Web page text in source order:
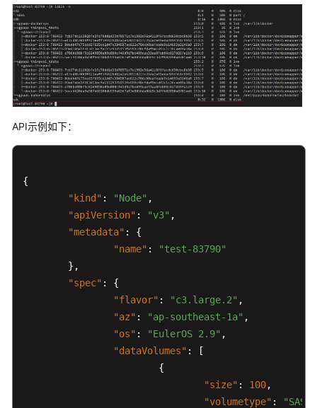
群
时
指
定
要
安
装
API示例如下：
{
"kind" : "Node" ,
"apiVersion" : "v3" ,
"metadata" :
{
"name" :
"test-83790"
} ,
"spec" :
{
"flavor" : "c3.large.2" ,
"az" : "ap-southeast-1a" ,
"os" : "EulerOS 2.9" ,
"dataVolumes" :
[
{
"size" : 100,
"volumetype" :
"SAS"